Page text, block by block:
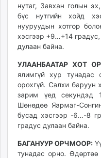
unuudur.mn
isee.mn
mglradio.com
tumen.mn
shuum.mn
times.mn
tvmongolia.mn
mass.mn
unegui.mn
assa.mn
toim.mn
нутаг, Завхан голын
бүс нутгийн хойд
нууруудын хотгор
хэсгээр +9…+14
дулаан байна.
УЛААНБААТАР ХОТ
ялимгүй хур тунадас
орохгүй. Салхи баруун
зарим үед секундэд
Шөнөдөө Яармаг-
бусад хэсгээр -6…-8
градус дулаан байна.
БАГАНУУР ОРЧМООР:
тунадас орно.